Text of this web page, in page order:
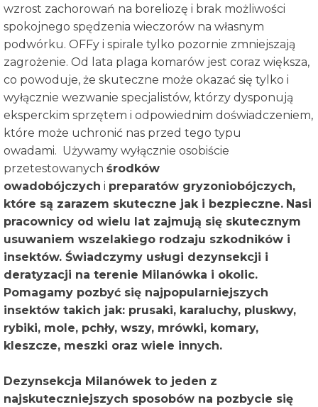
wzrost zachorowań na boreliozę i brak możliwości
spokojnego spędzenia wieczorów na własnym
podwórku. OFFy i spirale tylko pozornie zmniejszają
zagrożenie. Od lata plaga komarów jest coraz większa,
co powoduje, że skuteczne może okazać się tylko i
wyłącznie wezwanie specjalistów, którzy dysponują
eksperckim sprzętem i odpowiednim doświadczeniem,
które może uchronić nas przed tego typu
owadami. Używamy wyłącznie osobiście
przetestowanych środków
owadobójczych i preparatów gryzoniobójczych,
które są zarazem skuteczne jak i bezpieczne. Nasi
pracownicy od wielu lat zajmują się skutecznym
usuwaniem wszelakiego rodzaju szkodników i
insektów. Świadczymy usługi dezynsekcji i
deratyzacji na terenie Milanówka i okolic.
Pomagamy pozbyć się najpopularniejszych
insektów takich jak: prusaki, karaluchy, pluskwy,
rybiki, mole, pchły, wszy, mrówki, komary,
kleszcze, meszki oraz wiele innych.
Dezynsekcja Milanówek to jeden z
najskuteczniejszych sposobów na pozbycie się